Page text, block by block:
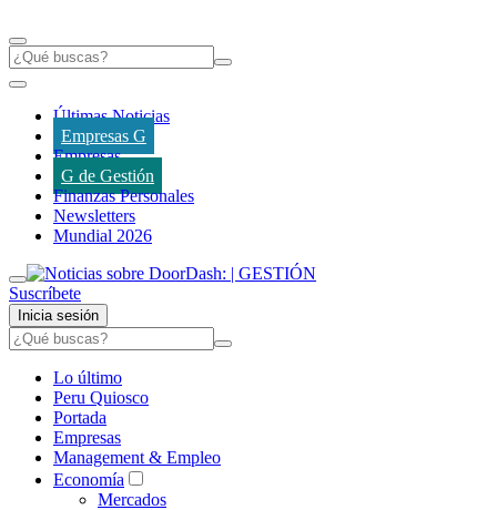
Últimas Noticias
Empresas G
Empresas
G de Gestión
Finanzas Personales
Newsletters
Mundial 2026
Suscríbete
Inicia sesión
Lo último
Peru Quiosco
Portada
Empresas
Management & Empleo
Economía
Mercados